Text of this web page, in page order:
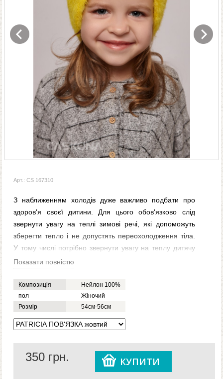
Арт.: CS 167310
З наближенням холодів дуже важливо подбати про
здоров'я своєї дитини. Для цього обов'язково слід
звернути увагу на теплі зимові речі, які допоможуть
зберегти тепло і не допустять переохолодження тіла.
У тому числі потрібно звернути увагу на теплу дитячу
пов'язку PATRICIA жовту для дівчаток. Цей головний
до яких усі так звикли. Дитяча пов'язка жовта PATRICIA
для дівчаток вбереже вуха будь-якої дитини від холоду
та вітру. Вона виготовлена зі стовідсоткового нейлону,
тому можна не переживати з приводу якості. Тепла
зимова дитяча пов'язкаPATRICIA жовтого кольору для
дівчинки також стане відмінним доповненням для
будь-якого теплого одягу.
Показати повністю
Композиція
Нейлон 100%
пол
Жіночий
Розмір
54см-56см
350 грн. КУПИТИ